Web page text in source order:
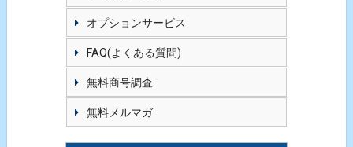
オプションサービス
FAQ(よくある質問)
無料商号調査
無料メルマガ